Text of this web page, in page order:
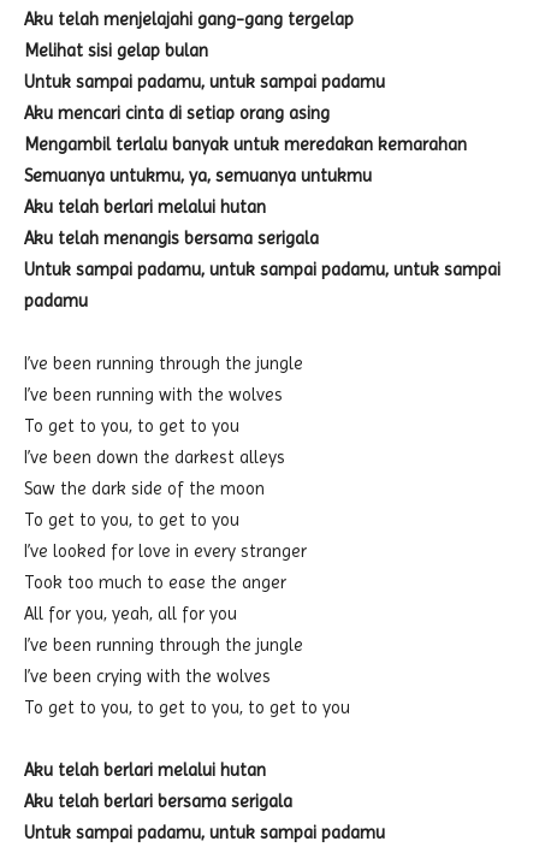
Aku telah menjelajahi gang-gang tergelap
Melihat sisi gelap bulan
Untuk sampai padamu, untuk sampai padamu
Aku mencari cinta di setiap orang asing
Mengambil terlalu banyak untuk meredakan kemarahan
Semuanya untukmu, ya, semuanya untukmu
Aku telah berlari melalui hutan
Aku telah menangis bersama serigala
Untuk sampai padamu, untuk sampai padamu, untuk sampai
padamu
I’ve been running through the jungle
I’ve been running with the wolves
To get to you, to get to you
I’ve been down the darkest alleys
Saw the dark side of the moon
To get to you, to get to you
I’ve looked for love in every stranger
Took too much to ease the anger
All for you, yeah, all for you
I’ve been running through the jungle
I’ve been crying with the wolves
To get to you, to get to you, to get to you
Aku telah berlari melalui hutan
Aku telah berlari bersama serigala
Untuk sampai padamu, untuk sampai padamu